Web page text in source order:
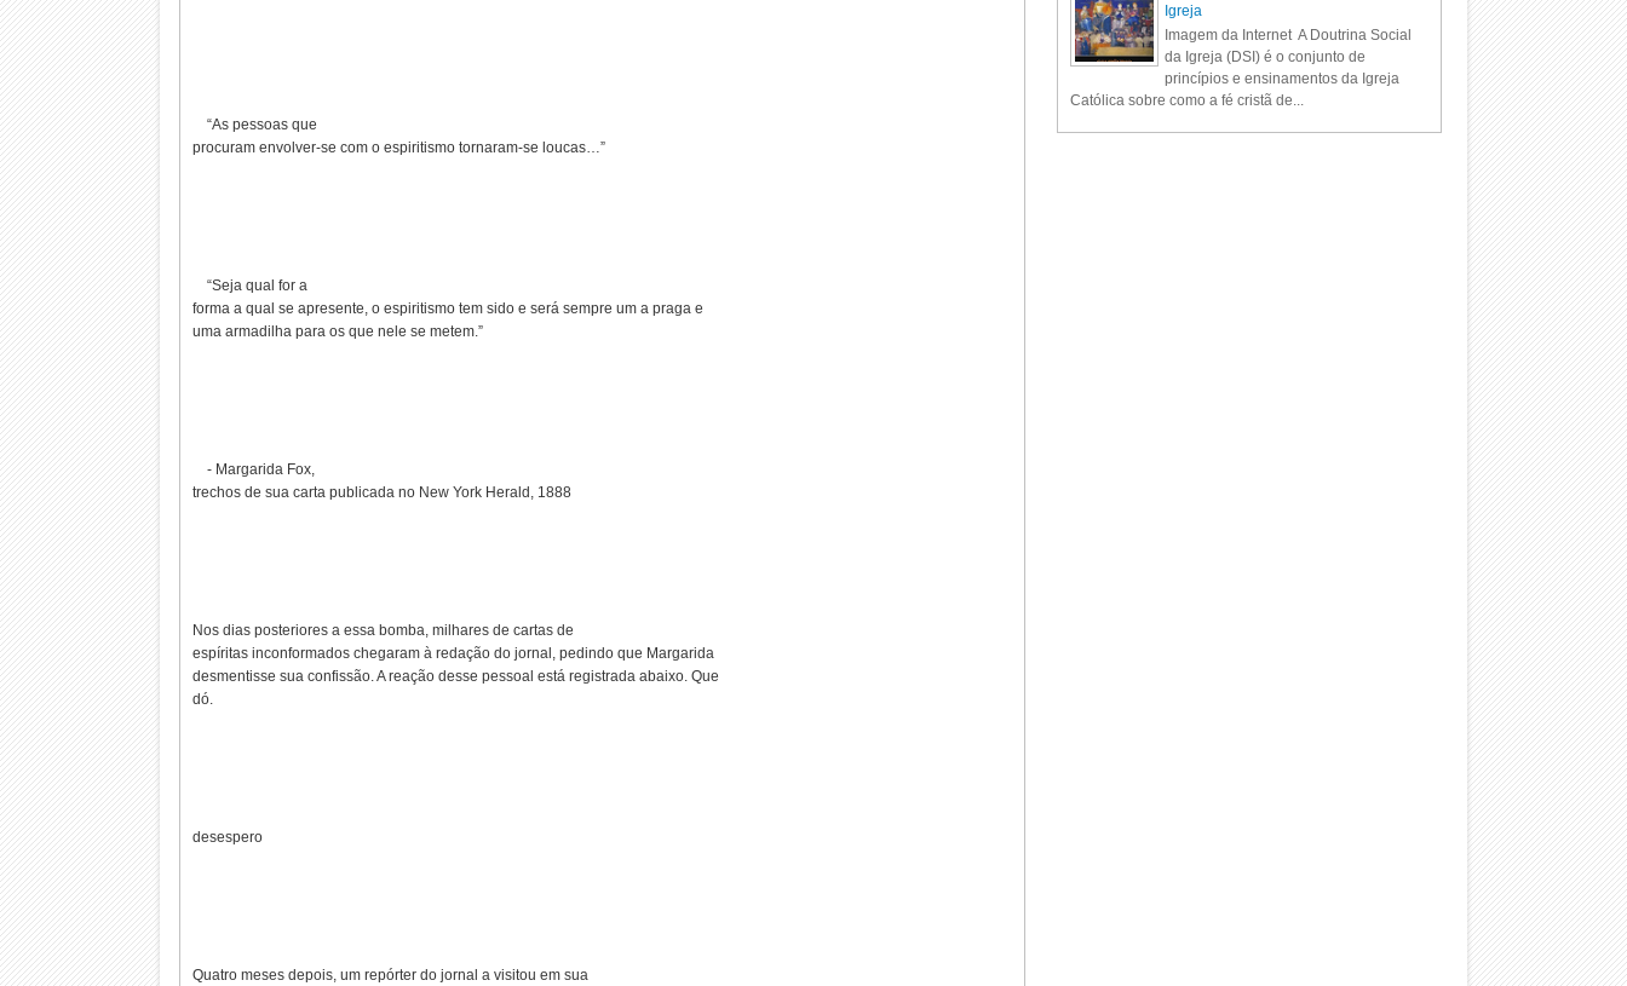
“As pessoas que
procuram envolver-se com o espiritismo tornaram-se loucas…”
“Seja qual for a
forma a qual se apresente, o espiritismo tem sido e será sempre um a praga e
uma armadilha para os que nele se metem.”
- Margarida Fox,
trechos de sua carta publicada no New York Herald, 1888
Nos dias posteriores a essa bomba, milhares de cartas de
espíritas inconformados chegaram à redação do jornal, pedindo que Margarida
desmentisse sua confissão. A reação desse pessoal está registrada abaixo. Que
dó.
desespero
Quatro meses depois, um repórter do jornal a visitou em sua
Igreja
Imagem da Internet A Doutrina Social
da Igreja (DSI) é o conjunto de
princípios e ensinamentos da Igreja
Católica sobre como a fé cristã de...